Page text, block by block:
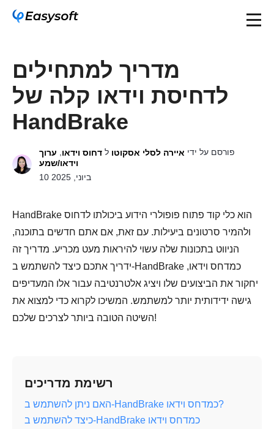
מדריך למתחילים
לדחיסת וידאו קלה של
HandBrake
פורסם על ידי איירה לסלי אסקוטו ל דחוס וידאו
ערוך
וידאו/שמע
10 ביוני, 2025
HandBrake הוא כלי קוד פתוח פופולרי הידוע ביכולתו לדחוס
ולהמיר סרטונים ביעילות. עם זאת, אם אתם חדשים בתוכנה,
הניווט בתכונות שלה עשוי להיראות מעט מכריע. מדריך זה
ידריך אתכם כיצד להשתמש ב-HandBrake כמדחס וידאו,
יחקור את הביצועים שלו ויציג אלטרנטיבה עבור אלו המעדיפים
גישה ידידותית יותר למשתמש. המשיכו לקרוא כדי למצוא את
השיטה הטובה ביותר לצרכים שלכם!
רשימת מדריכים
האם ניתן להשתמש ב-HandBrake כמדחס וידאו?
כיצד להשתמש ב-HandBrake כמדחס וידאו